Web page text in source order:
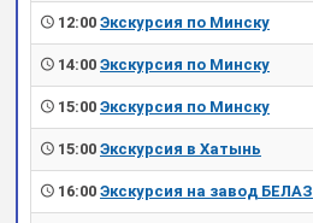
12:00 Экскурсия по Минску
14:00 Экскурсия по Минску
15:00 Экскурсия по Минску
15:00 Экскурсия в Хатынь
16:00 Экскурсия на завод БЕЛАЗ